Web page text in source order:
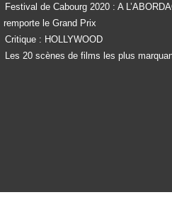
Festival de Cabourg 2020 : A
remporte le Grand Prix
Critique : HOLLYWOOD
Les 20 scènes de films les plus